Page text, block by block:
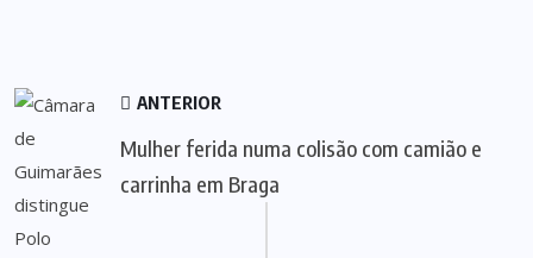
ANTERIOR
Mulher ferida numa colisão com camião e
carrinha em Braga